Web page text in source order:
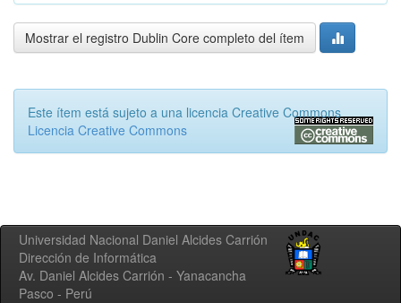
Mostrar el registro Dublin Core completo del ítem
Este ítem está sujeto a una licencia Creative Commons
Licencia Creative Commons
Universidad Nacional Daniel Alcides Carrión
Dirección de Informática
Av. Daniel Alcides Carrión - Yanacancha
Pasco - Perú